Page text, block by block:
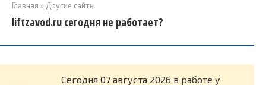
Главная » Другие сайты
liftzavod.ru сегодня не работает?
Cегодня 07 августа 2026 в работе у